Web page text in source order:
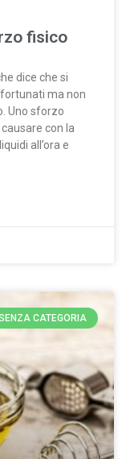
fisico
dice che si
ma non
Uno sforzo
con la
all’ora e
CATEGORIA